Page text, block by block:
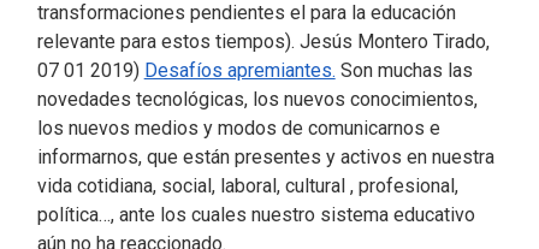
transformaciones pendientes el para la educación
relevante para estos tiempos). Jesús Montero Tirado,
07 01 2019) Desafíos apremiantes. Son muchas las
novedades tecnológicas, los nuevos conocimientos,
los nuevos medios y modos de comunicarnos e
informarnos, que están presentes y activos en nuestra
vida cotidiana, social, laboral, cultural , profesional,
política…, ante los cuales nuestro sistema educativo
aún no ha reaccionado.